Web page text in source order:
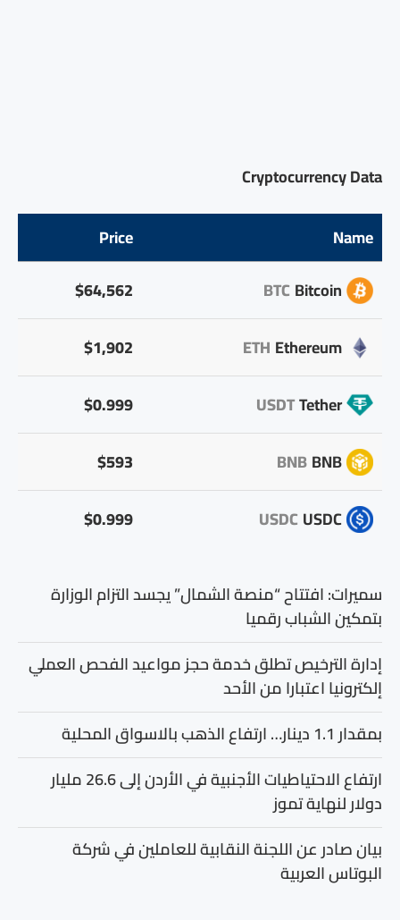
Cryptocurrency Data
Name
Price
Bitcoin
BTC
$64,562
Ethereum
ETH
$1,902
Tether
USDT
$0.999
BNB
BNB
$593
USDC
USDC
$0.999
سميرات: افتتاح “منصة الشمال” يجسد التزام الوزارة
بتمكين الشباب رقميا
إدارة الترخيص تطلق خدمة حجز مواعيد الفحص العملي
إلكترونيا اعتبارا من الأحد
بمقدار 1.1 دينار… ارتفاع الذهب بالاسواق المحلية
ارتفاع الاحتياطيات الأجنبية في الأردن إلى 26.6 مليار
دولار لنهاية تموز
بيان صادر عن اللجنة النقابية للعاملين في شركة
البوتاس العربية